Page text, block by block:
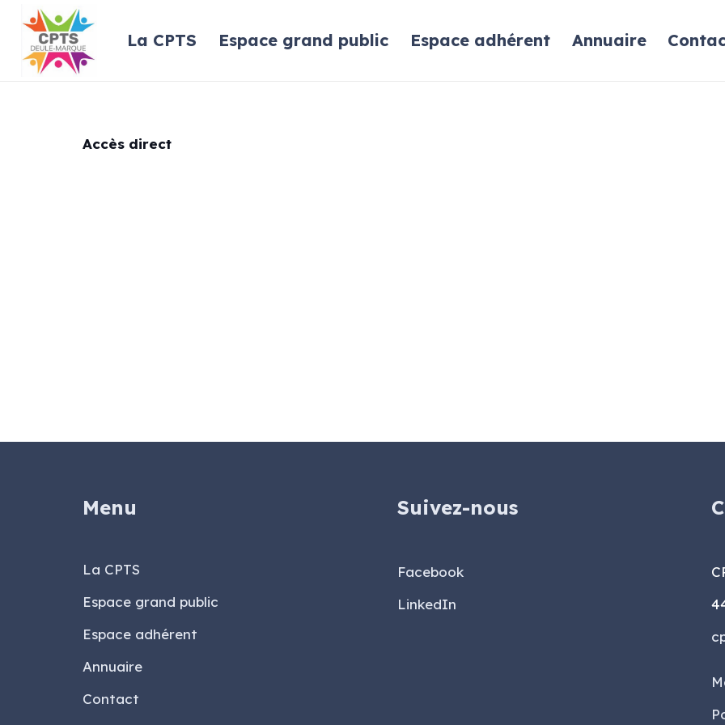
La CPTS Espace grand public Espace adhérent Annuaire
Accès direct
Menu
La CPTS
Espace grand public
Espace adhérent
Annuaire
Contact
Suivez-nous
Facebook
LinkedIn